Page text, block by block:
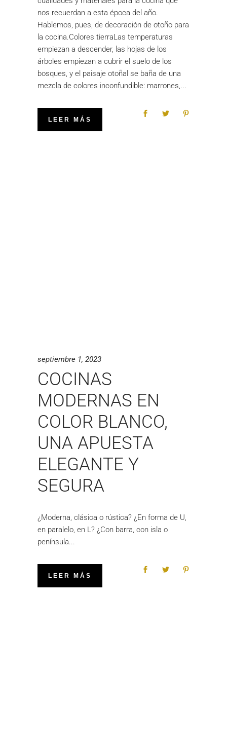
nos recuerdan a esta época del año.
Hablemos, pues, de decoración de otoño para
la cocina.Colores tierraLas temperaturas
empiezan a descender, las hojas de los
árboles empiezan a cubrir el suelo de los
bosques, y el paisaje otoñal se baña de una
mezcla de colores inconfundible: marrones,
LEER MÁS
septiembre 1, 2023
COCINAS
MODERNAS EN
COLOR BLANCO,
UNA APUESTA
ELEGANTE Y
SEGURA
¿Moderna, clásica o rústica? ¿En forma de U,
en paralelo, en L? ¿Con barra, con isla o
península
LEER MÁS